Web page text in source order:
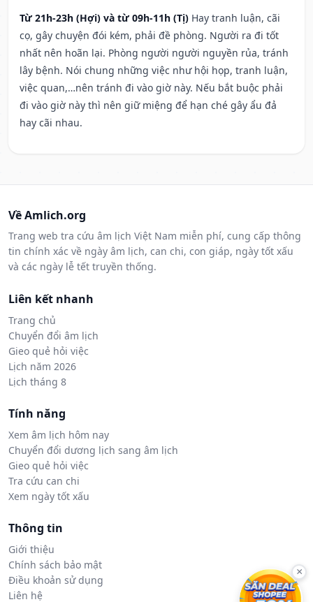
Từ 21h-23h (Hợi) và từ 09h-11h (Tị) Hay tranh luận, cãi
cọ, gây chuyện đói kém, phải đề phòng. Người ra đi tốt
nhất nên hoãn lại. Phòng người người nguyền rủa, tránh
lây bệnh. Nói chung những việc như hội họp, tranh luận,
việc quan,…nên tránh đi vào giờ này. Nếu bắt buộc phải
đi vào giờ này thì nên giữ miệng để hạn ché gây ẩu đả
hay cãi nhau.
Về Amlich.org
Trang web tra cứu âm lịch Việt Nam miễn phí, cung cấp thông
tin chính xác về ngày âm lịch, can chi, con giáp, ngày tốt xấu
và các ngày lễ tết truyền thống.
Liên kết nhanh
Trang chủ
Chuyển đổi âm lịch
Gieo quẻ hỏi việc
Lịch năm 2026
Lịch tháng 8
Tính năng
Xem âm lịch hôm nay
Chuyển đổi dương lịch sang âm lịch
Gieo quẻ hỏi việc
Tra cứu can chi
Xem ngày tốt xấu
Thông tin
Giới thiệu
Chính sách bảo mật
Điều khoản sử dụng
Liên hệ
×